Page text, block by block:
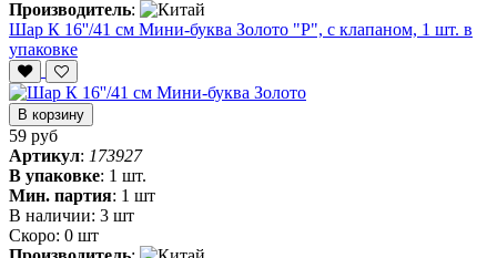
Производитель:
Шар К 16''/41 см Мини-буква Золото "Р", с клапаном, 1 шт. в
упаковке
В корзину
59 руб
Артикул: 173927
В упаковке: 1 шт.
Мин. партия: 1 шт
В наличии: 3 шт
Скоро: 0 шт